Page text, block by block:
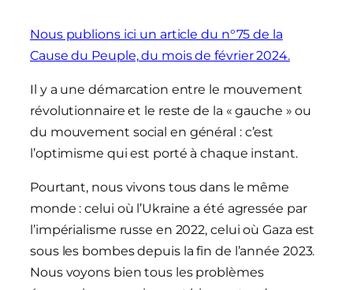
Nous publions ici un article du n°75 de la
Cause du Peuple, du mois de février 2024.
Il y a une démarcation entre le mouvement
révolutionnaire et le reste de la « gauche » ou
du mouvement social en général : c’est
l’optimisme qui est porté à chaque instant.
Pourtant, nous vivons tous dans le même
monde : celui où l’Ukraine a été agressée par
l’impérialisme russe en 2022, celui où Gaza est
sous les bombes depuis la fin de l’année 2023.
Nous voyons bien tous les problèmes